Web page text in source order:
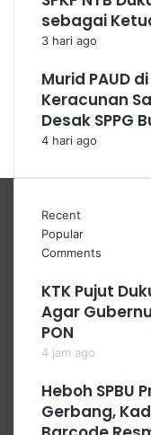
sebagai
3 hari ago
Murid PAUD
Keracunan
Desak SPPG
4 hari ago
Recent
Popular
Comments
KTK Pujut
Agar
PON
4 jam ago
Heboh SPBU
Gerbang,